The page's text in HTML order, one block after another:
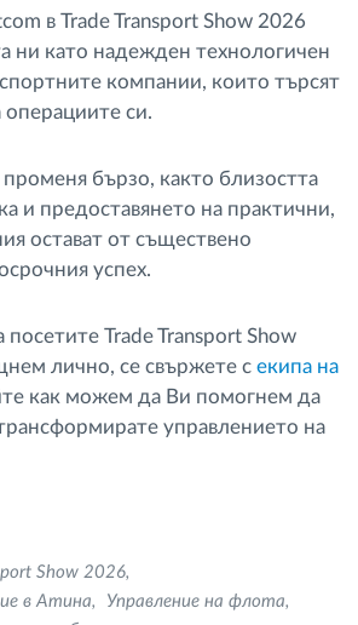
в Trade Transport Show 2026
ни като надежден технологичен
компании, които търсят
си.
променя бързо, както близостта
и предоставянето на практични,
остават от съществено
успех.
посетите Trade Transport Show
лично, се свържете с екипа на
как можем да Ви помогнем да
управлението на
Show 2026
в Атина
Управление на флота